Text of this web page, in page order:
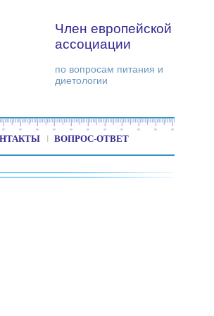
Член европейской
ассоциации
по вопросам питания и
диетологии
ВОПРОС-ОТВЕТ